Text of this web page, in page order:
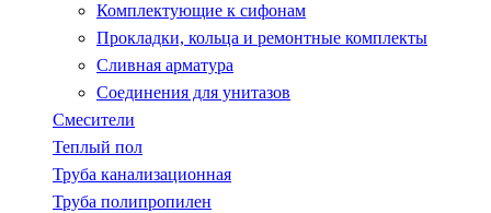
Комплектующие к сифонам
Прокладки, кольца и ремонтные комплекты
Сливная арматура
Соединения для унитазов
Смесители
Теплый пол
Труба канализационная
Труба полипропилен